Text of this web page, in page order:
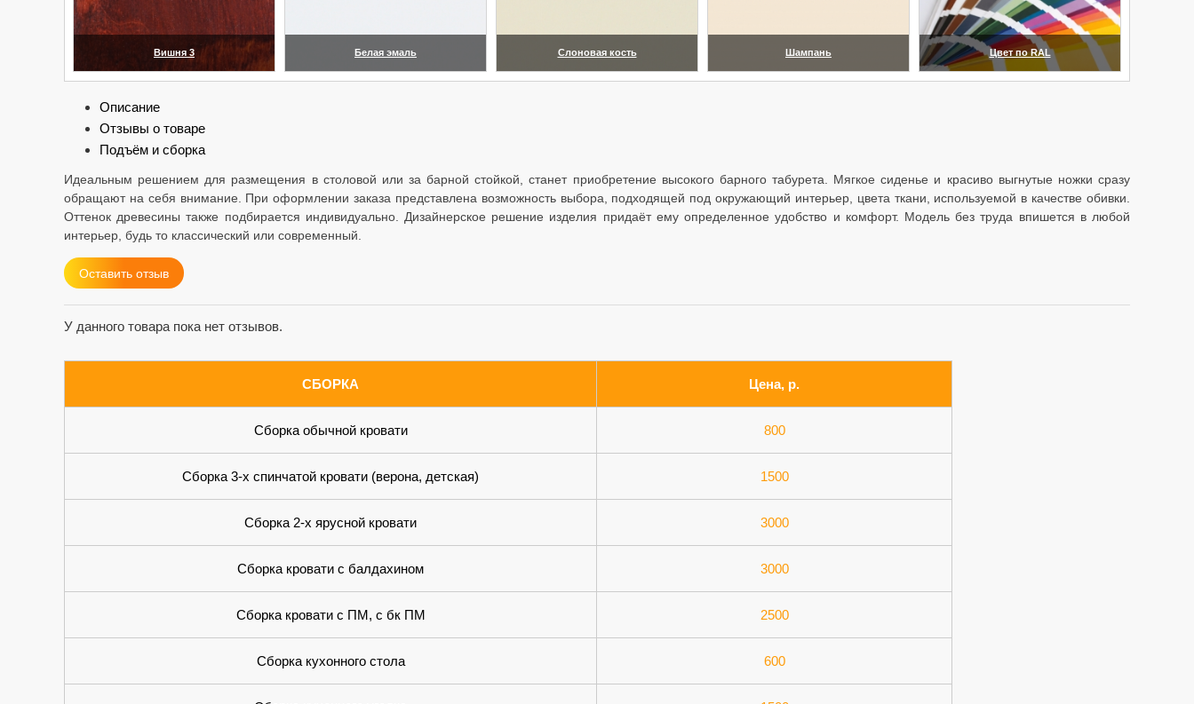
Вишня 3 Белая эмаль Слоновая кость Шампань Цвет по RAL
Описание
Отзывы о товаре
Подъём и сборка
Идеальным решением для размещения в столовой или за барной стойкой, станет приобретение высокого барного табурета. Мягкое сиденье и красиво выгнутые ножки сразу
обращают на себя внимание. При оформлении заказа представлена возможность выбора, подходящей под окружающий интерьер, цвета ткани, используемой в качестве обивки.
Оттенок древесины также подбирается индивидуально. Дизайнерское решение изделия придаёт ему определенное удобство и комфорт. Модель без труда впишется в любой
интерьер, будь то классический или современный.
Оставить отзыв
У данного товара пока нет отзывов.
СБОРКА Цена, р.
Сборка обычной кровати 800
Сборка 3-х спинчатой кровати (верона, детская) 1500
Сборка 2-х ярусной кровати 3000
Сборка кровати с балдахином 3000
Сборка кровати с ПМ, с бк ПМ 2500
Сборка кухонного стола 600